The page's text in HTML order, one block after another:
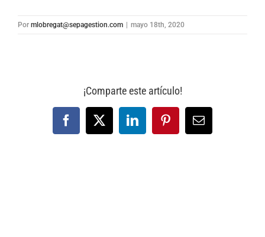
Por mlobregat@sepagestion.com | mayo 18th, 2020
¡Comparte este artículo!
Facebook
X LinkedInPinterestCorreo
electrónico